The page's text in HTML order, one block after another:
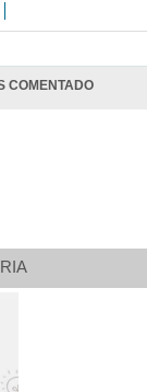
COMENTADO